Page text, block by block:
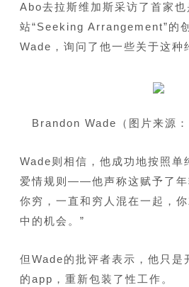
Abo去拉斯维加斯采访了首家
站“Seeking Arrangement”的
Wade，询问了他一些关于这种
Brandon Wade （图片来源
Wade则相信，他成功地按照单
爱情规则——他声称这赋予了年
你穷，一直和穷人混在一起，
中的机会。”
但Wade的批评者表示，他只是
的app，重新包装了性工作。